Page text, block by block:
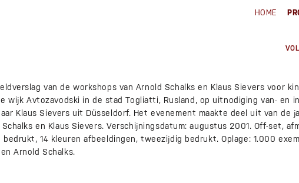
HOME
van de workshops van Arnold Schalks en Klaus Sievers voor
wijk Avtozavodski in de stad Togliatti, Rusland, op uitnodiging van- en
Klaus Sievers uit Düsseldorf. Het evenement maakte deel uit van de
en Klaus Sievers. Verschijningsdatum: augustus 2001. Off-set,
14 kleuren afbeeldingen, tweezijdig bedrukt. Oplage: 1.000
Arnold Schalks.